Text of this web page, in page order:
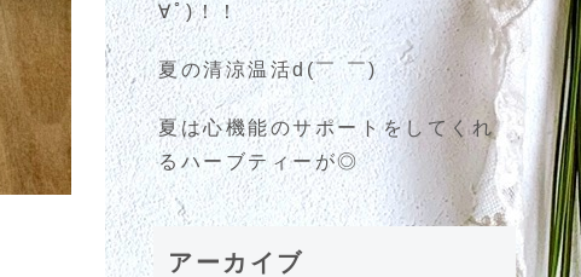
∀ﾟ)！！
夏の清涼温活d(￣ ￣)
夏は心機能のサポートをしてくれ
るハーブティーが◎
アーカイブ